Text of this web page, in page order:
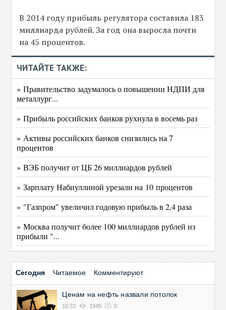
В 2014 году прибыль регулятора составила 183
миллиарда рублей. За год она выросла почти
на 45 процентов.
ЧИТАЙТЕ ТАКЖЕ:
» Правительство задумалось о повышении НДПИ для
металлург...
» Прибыль российских банков рухнула в восемь раз
» Активы российских банков снизились на 7
процентов
» ВЭБ получит от ЦБ 26 миллиардов рублей
» Зарплату Набиуллиной урезали на 10 процентов
» "Газпром" увеличил годовую прибыль в 2,4 раза
» Москва получит более 100 миллиардов рублей из
прибыли "...
Сегодня Читаемое Комментируют
Ценам на нефть назвали потолок
10:33 3345 0